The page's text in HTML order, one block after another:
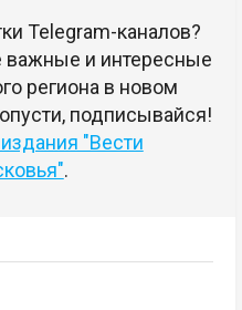
Telegram-каналов?
и интересные
региона в новом
подписывайся!
"Вести
.